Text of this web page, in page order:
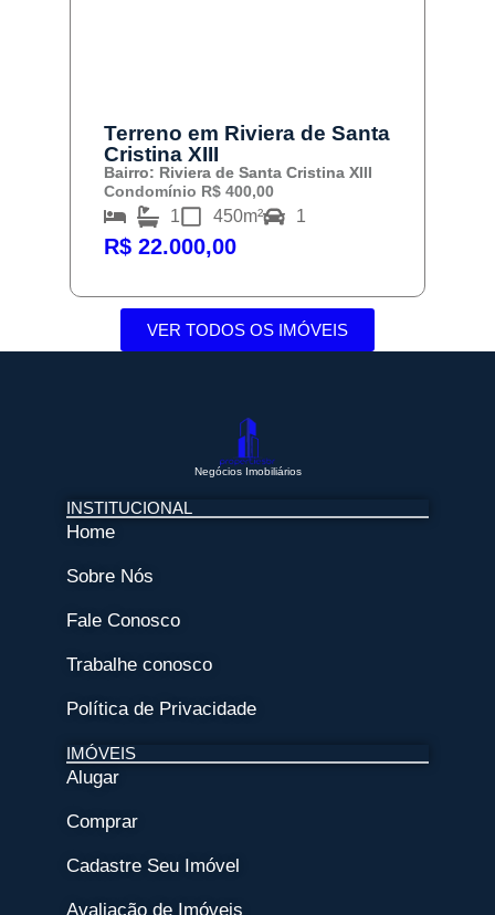
Terreno em Riviera de Santa
Cristina XIII
Bairro: Riviera de Santa Cristina XIII
Condomínio R$ 400,00
1 450m² 1
R$ 22.000,00
VER TODOS OS IMÓVEIS
Negócios Imobiliários
INSTITUCIONAL
Home
Sobre Nós
Fale Conosco
Trabalhe conosco
Política de Privacidade
IMÓVEIS
Alugar
Comprar
Cadastre Seu Imóvel
Avaliação de Imóveis